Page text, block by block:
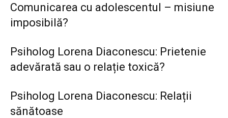
Comunicarea cu adolescentul – misiune
imposibilă?
Psiholog Lorena Diaconescu: Prietenie
adevărată sau o relație toxică?
Psiholog Lorena Diaconescu: Relații
sănătoase